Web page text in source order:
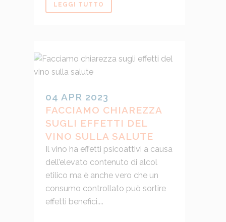
LEGGI TUTTO
04 APR 2023
FACCIAMO CHIAREZZA
SUGLI EFFETTI DEL
VINO SULLA SALUTE
Il vino ha effetti psicoattivi a causa
dell’elevato contenuto di alcol
etilico ma è anche vero che un
consumo controllato può sortire
effetti benefici....